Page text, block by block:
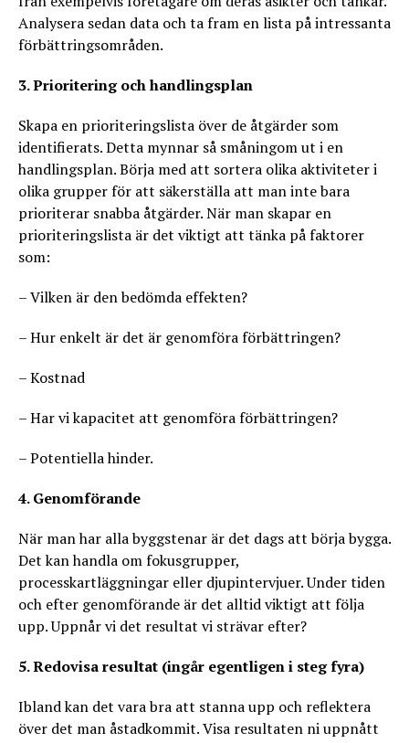
Analysera sedan data och ta fram en lista på intressanta
förbättringsområden.
3. Prioritering och handlingsplan
Skapa en prioriteringslista över de åtgärder som
identifierats. Detta mynnar så småningom ut i en
handlingsplan. Börja med att sortera olika aktiviteter i
olika grupper för att säkerställa att man inte bara
prioriterar snabba åtgärder. När man skapar en
prioriteringslista är det viktigt att tänka på faktorer
som:
– Vilken är den bedömda effekten?
– Hur enkelt är det är genomföra förbättringen?
– Kostnad
– Har vi kapacitet att genomföra förbättringen?
– Potentiella hinder.
4. Genomförande
När man har alla byggstenar är det dags att börja bygga.
Det kan handla om fokusgrupper,
processkartläggningar eller djupintervjuer. Under tiden
och efter genomförande är det alltid viktigt att följa
upp. Uppnår vi det resultat vi strävar efter?
5. Redovisa resultat (ingår egentligen i steg fyra)
Ibland kan det vara bra att stanna upp och reflektera
över det man åstadkommit. Visa resultaten ni uppnått